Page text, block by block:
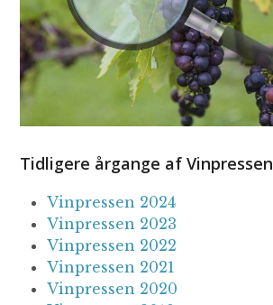
Tidligere årgange af Vinpressen
Vinpressen 2024
Vinpressen 2023
Vinpressen 2022
Vinpressen 2021
Vinpressen 2020